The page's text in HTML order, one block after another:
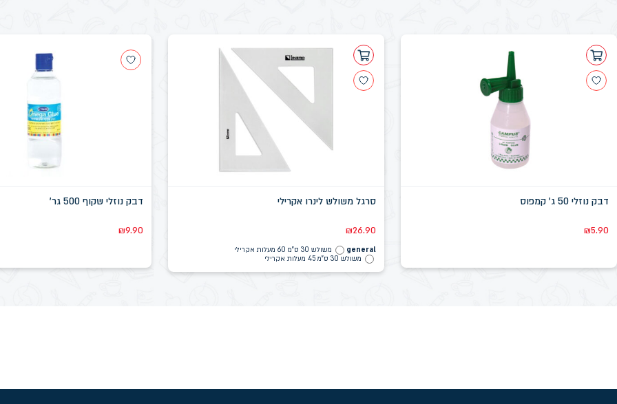
דבק נוזלי 50 ג' קמפוס
₪5.90
סרגל משולש לינרו אקרילי
₪26.90
general
משולש 30 ס"מ 60 מעלות אקרילי
משולש 30 ס"מ 45 מעלות אקרילי
דבק נוזלי שקוף 500 גר'
₪9.90